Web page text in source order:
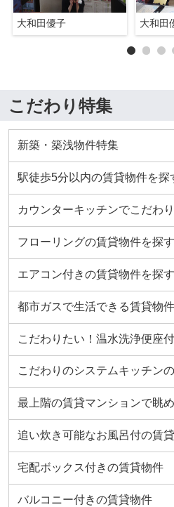
大和田優子 大和田
こだわり特集
新築・築浅物件特集
駅徒歩5分以内の賃貸物件を探
カウンターキッチンでこだわ
フローリングの賃貸物件を探す
エアコン付きの賃貸物件を探す
都市ガスで生活できる賃貸物
こだわりたい！温水洗浄便座
こだわりのシステムキッチン
最上階の賃貸マンションで眺
追い炊き可能なお風呂付の賃
宅配ボックス付きの賃貸物件
バルコニー付きの賃貸物件